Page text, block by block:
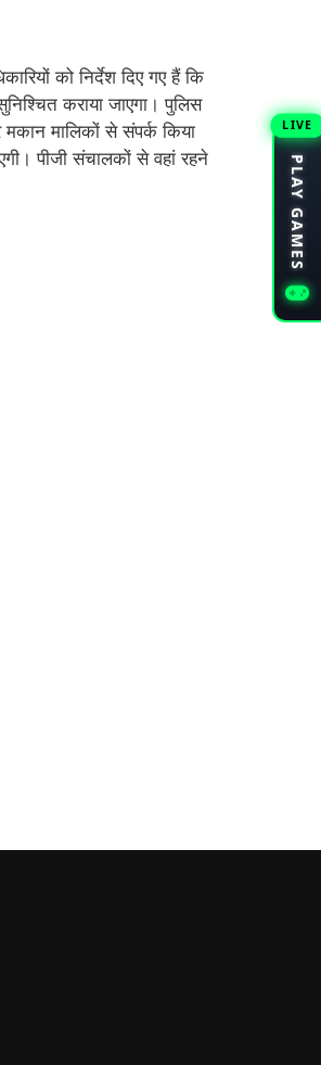
को निर्देश दिए गए हैं कि
कराया जाएगा। पुलिस
मालिकों से संपर्क किया
पीजी संचालकों से वहां रहने
LIVE
PLAY GAMES